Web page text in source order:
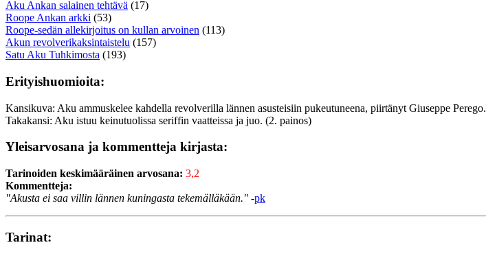
Aku Ankan salainen tehtävä (17)
Roope Ankan arkki (53)
Roope-sedän allekirjoitus on kullan arvoinen (113)
Akun revolverikaksintaistelu (157)
Satu Aku Tuhkimosta (193)
Erityishuomioita:
Kansikuva: Aku ammuskelee kahdella revolverilla lännen asusteisiin pukeutuneena, piirtänyt Giuseppe Perego.
Takakansi: Aku istuu keinutuolissa seriffin vaatteissa ja juo. (2. painos)
Yleisarvosana ja kommentteja kirjasta:
Tarinoiden keskimääräinen arvosana: 3,2
Kommentteja:
"Akusta ei saa villin lännen kuningasta tekemälläkään." -pk
Tarinat: